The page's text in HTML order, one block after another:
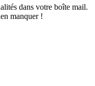
dans votre boîte mail.
manquer !